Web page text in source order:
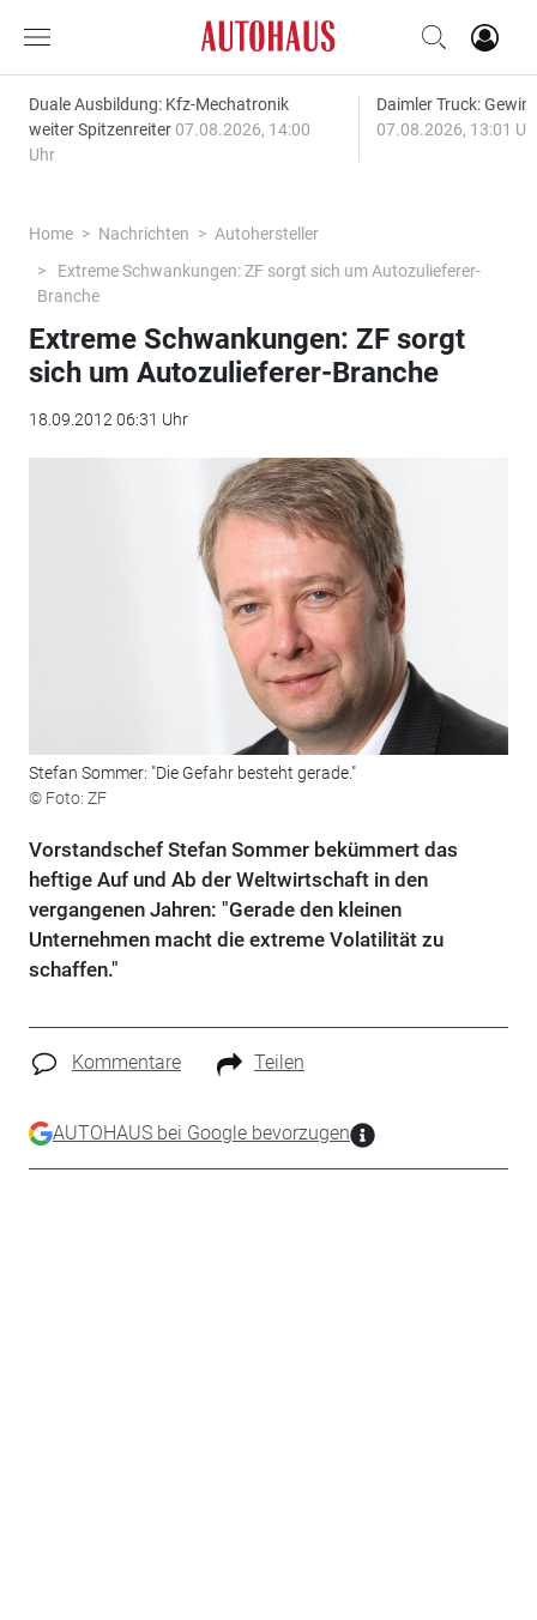
Duale Ausbildung: Kfz-Mechatronik
weiter Spitzenreiter 07.08.2026, 14:00
Uhr
Daimler Truck:
07.08.2026, 13:01
Home Nachrichten
Autohersteller
Extreme Schwankungen: ZF sorgt sich um Autozulieferer-
Branche
Extreme Schwankungen: ZF sorgt
sich um Autozulieferer-Branche
18.09.2012 06:31 Uhr
Stefan Sommer: "Die Gefahr besteht gerade."
© Foto: ZF
Vorstandschef Stefan Sommer bekümmert das
heftige Auf und Ab der Weltwirtschaft in den
vergangenen Jahren: "Gerade den kleinen
Unternehmen macht die extreme Volatilität zu
schaffen."
Kommentare Teilen
AUTOHAUS bei Google bevorzugen